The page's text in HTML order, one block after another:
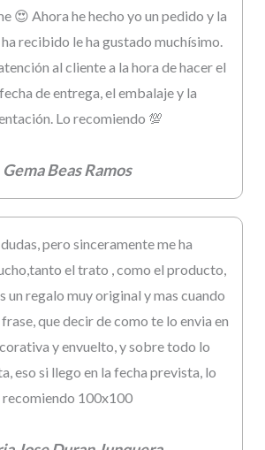
😍 Ahora he hecho yo un pedido y la
recibido le ha gustado muchísimo.
al cliente a la hora de hacer el
de entrega, el embalaje y la
Lo recomiendo 💯
Gema Beas Ramos
pero sinceramente me ha
el trato , como el producto,
un regalo muy original y mas cuando
que decir de como te lo envia en
y envuelto, y sobre todo lo
eso si llego en la fecha prevista, lo
recomiendo 100x100